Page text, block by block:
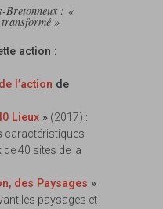
Bretonneux : «
»
action :
l’action de
Lieux»(2017) :
caractéristiques
40 sites de la
des Paysages »
les paysages et